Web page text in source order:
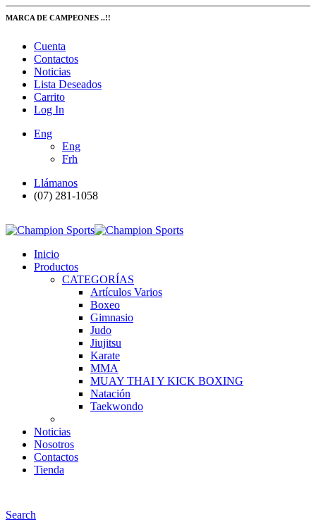
MARCA DE CAMPEONES ..!!
Cuenta
Contactos
Noticias
Lista Deseados
Carrito
Log In
Eng
Eng
Frh
Llámanos
(07) 281-1058
Inicio
Productos
CATEGORÍAS
Artículos Varios
Boxeo
Gimnasio
Judo
Jiujitsu
Karate
MMA
MUAY THAI Y KICK BOXING
Natación
Taekwondo
Noticias
Nosotros
Contactos
Tienda
Search